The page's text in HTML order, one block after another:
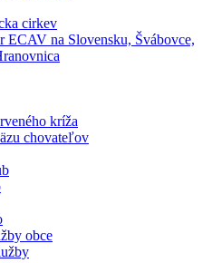
cirkev
ECAV na Slovensku, Švábovce,
kríža
chovateľov
obce